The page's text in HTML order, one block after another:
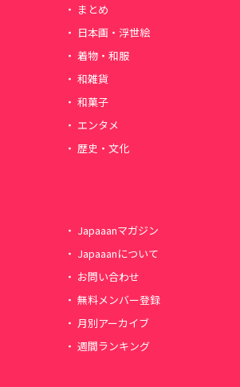
まとめ
日本画・浮世絵
着物・和服
和雑貨
和菓子
エンタメ
歴史・文化
Japaaanマガジン
Japaaanについて
お問い合わせ
無料メンバー登録
月別アーカイブ
週間ランキング